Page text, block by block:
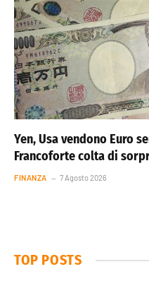
Yen, Usa vendono Euro
Francoforte colta di
FINANZA 7 Agosto 2026
TOP POSTS